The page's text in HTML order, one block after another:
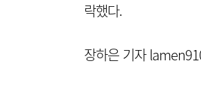
락했다.
장하은 기자